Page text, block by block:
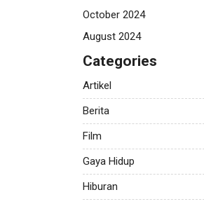
October 2024
August 2024
Categories
Artikel
Berita
Film
Gaya Hidup
Hiburan